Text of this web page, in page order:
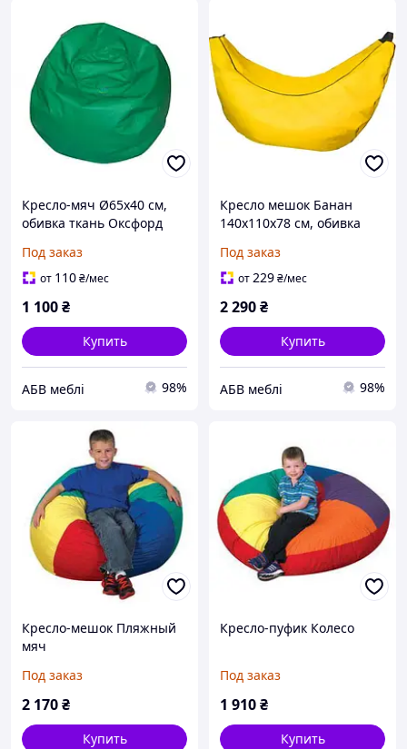
Кресло-мяч Ø65х40 см,
обивка ткань Оксфорд
ТМ)
Под заказ
от 110₴/мес
1 100₴
Купить
АБВ меблі 98%
Кресло мешок Банан
140x110x78 см, обивка
(111) (Тia-sport ТМ)
Под заказ
от229₴/мес
2 290₴
Купить
АБВ меблі 98%
Кресло-мешок Пляжный
мяч
Под заказ
2 170₴
Купить
Кресло-пуфик Колесо
Под заказ
1 910₴
Купить